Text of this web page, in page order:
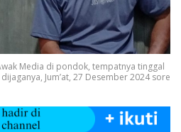
Media di pondok, tempatnya tinggal
Jum’at, 27 Desember 2024 sore